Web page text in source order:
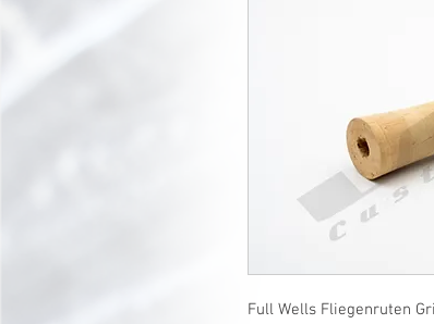
Full Wells Fliegenruten